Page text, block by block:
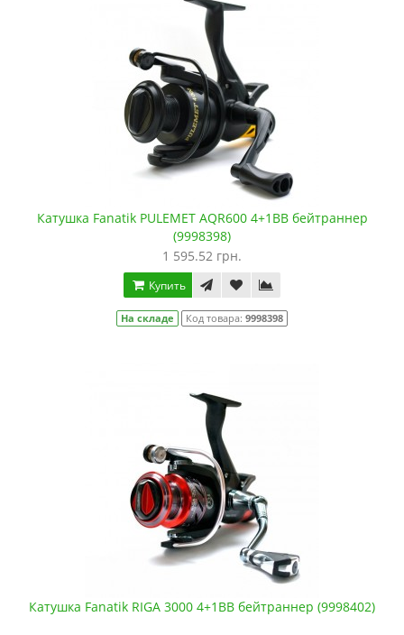
Катушка Fanatik PULEMET AQR600 4+1BB бейтраннер
(9998398)
1 595.52 грн.
Купить
На складе Код товара: 9998398
Катушка Fanatik RIGA 3000 4+1BB бейтраннер (9998402)